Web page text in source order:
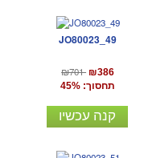
JO80023_49
₪701 ₪386
תחסוך: 45%
קנה עכשיו